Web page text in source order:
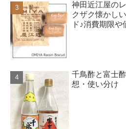
神田近江屋の
クザク懐かし
ド♪消費期限や
千鳥酢と富士
想・使い分け